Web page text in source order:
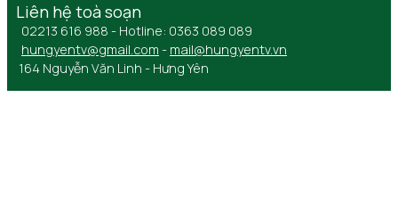
Liên hệ toà soạn
02213 616 988 - Hotline: 0363 089 089
hungyentv@gmail.com - mail@hungyentv.vn
164 Nguyễn Văn Linh - Hưng Yên